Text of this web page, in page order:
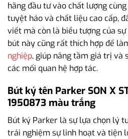
hãng đầu tư vào chất lượng
tuyệt hảo và chất liệu cao cấp,
viết mà còn là biểu tượng của sự
bút này cũng rất thích hợp để
nghiệp, giúp nâng tầm giá trị và
các mối quan hệ hợp tác.
Bút ký tên Parker SON X
1950873 màu trắng
Bút ký Parker là sự lựa chọn lý
trải nghiệm sự linh hoạt và tiện